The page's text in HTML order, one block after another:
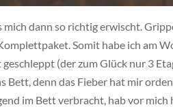
dann so richtig erwischt.
Somit habe ich am
(der zum Glück nur 3
Bett, denn das Fieber hat mir
im Bett verbracht, hab vor